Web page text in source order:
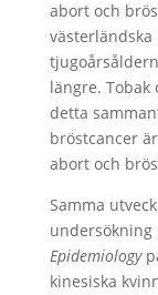
abort och
längre.
detta
bröstcancer
abort och
Samma
undersökning
Epidemiology
kinesiska